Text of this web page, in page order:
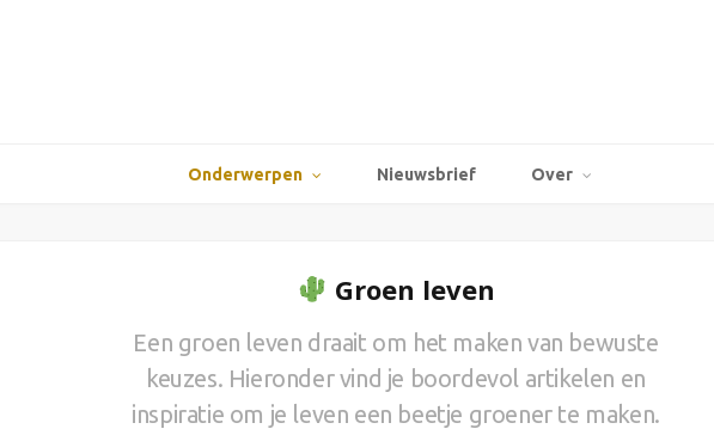
Onderwerpen Nieuwsbrief Over
Groen leven
Een groen leven draait om het maken van bewuste
keuzes. Hieronder vind je boordevol artikelen en
inspiratie om je leven een beetje groener te maken.